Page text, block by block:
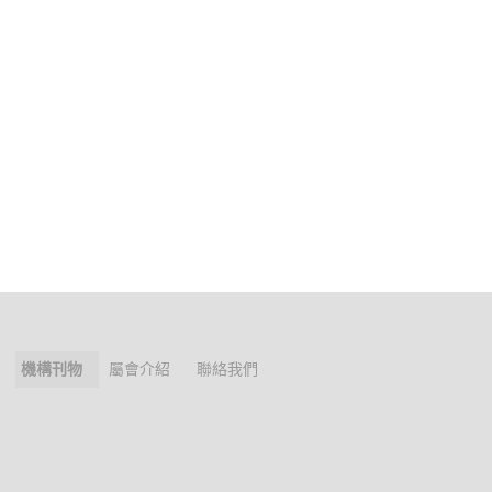
機構刊物 屬會介紹 聯絡我們